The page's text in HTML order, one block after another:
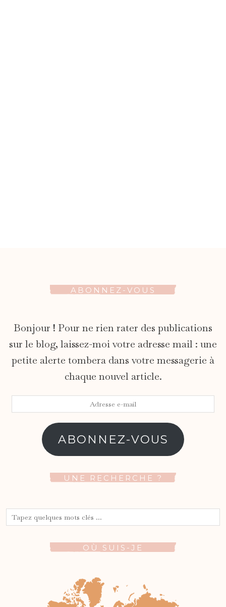
ABONNEZ-VOUS
Bonjour ! Pour ne rien rater des publications
sur le blog, laissez-moi votre adresse mail : une
petite alerte tombera dans votre messagerie à
chaque nouvel article.
ABONNEZ-VOUS
UNE RECHERCHE ?
OÙ SUIS-JE